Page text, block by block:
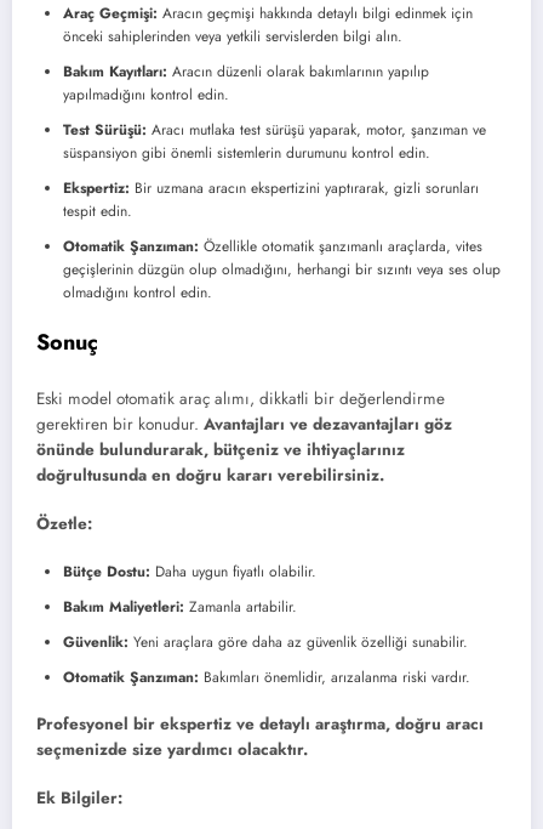
Araç Geçmişi: Aracın geçmişi hakkında detaylı bilgi edinmek için
önceki sahiplerinden veya yetkili servislerden bilgi alın.
Bakım Kayıtları: Aracın düzenli olarak bakımlarının yapılıp
yapılmadığını kontrol edin.
Test Sürüşü: Aracı mutlaka test sürüşü yaparak, motor, şanzıman ve
süspansiyon gibi önemli sistemlerin durumunu kontrol edin.
Ekspertiz: Bir uzmana aracın ekspertizini yaptırarak, gizli sorunları
tespit edin.
Otomatik Şanzıman: Özellikle otomatik şanzımanlı araçlarda, vites
geçişlerinin düzgün olup olmadığını, herhangi bir sızıntı veya ses olup
olmadığını kontrol edin.
Sonuç
Eski model otomatik araç alımı, dikkatli bir değerlendirme
gerektiren bir konudur. Avantajları ve dezavantajları göz
önünde bulundurarak, bütçeniz ve ihtiyaçlarınız
doğrultusunda en doğru kararı verebilirsiniz.
Özetle:
Bütçe Dostu: Daha uygun fiyatlı olabilir.
Bakım Maliyetleri: Zamanla artabilir.
Güvenlik: Yeni araçlara göre daha az güvenlik özelliği sunabilir.
Otomatik Şanzıman: Bakımları önemlidir, arızalanma riski vardır.
Profesyonel bir ekspertiz ve detaylı araştırma, doğru aracı
seçmenizde size yardımcı olacaktır.
Ek Bilgiler: